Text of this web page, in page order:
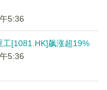
5:36
工[1081.HK]飙涨超19%
5:36